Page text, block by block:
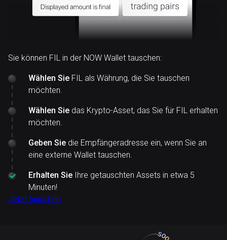
Sie können FIL in der NOW Wallet tauschen:
Wählen Sie FIL als Währung, die Sie tauschen
möchten.
Wählen Sie das Krypto-Asset, das Sie für FIL erhalten
möchten.
Geben Sie die Empfängeradresse ein, wenn Sie an
eine externe Wallet tauschen.
Erhalten Sie Ihre getauschten Assets in etwa 5
Minuten!
Jetzt tauschen